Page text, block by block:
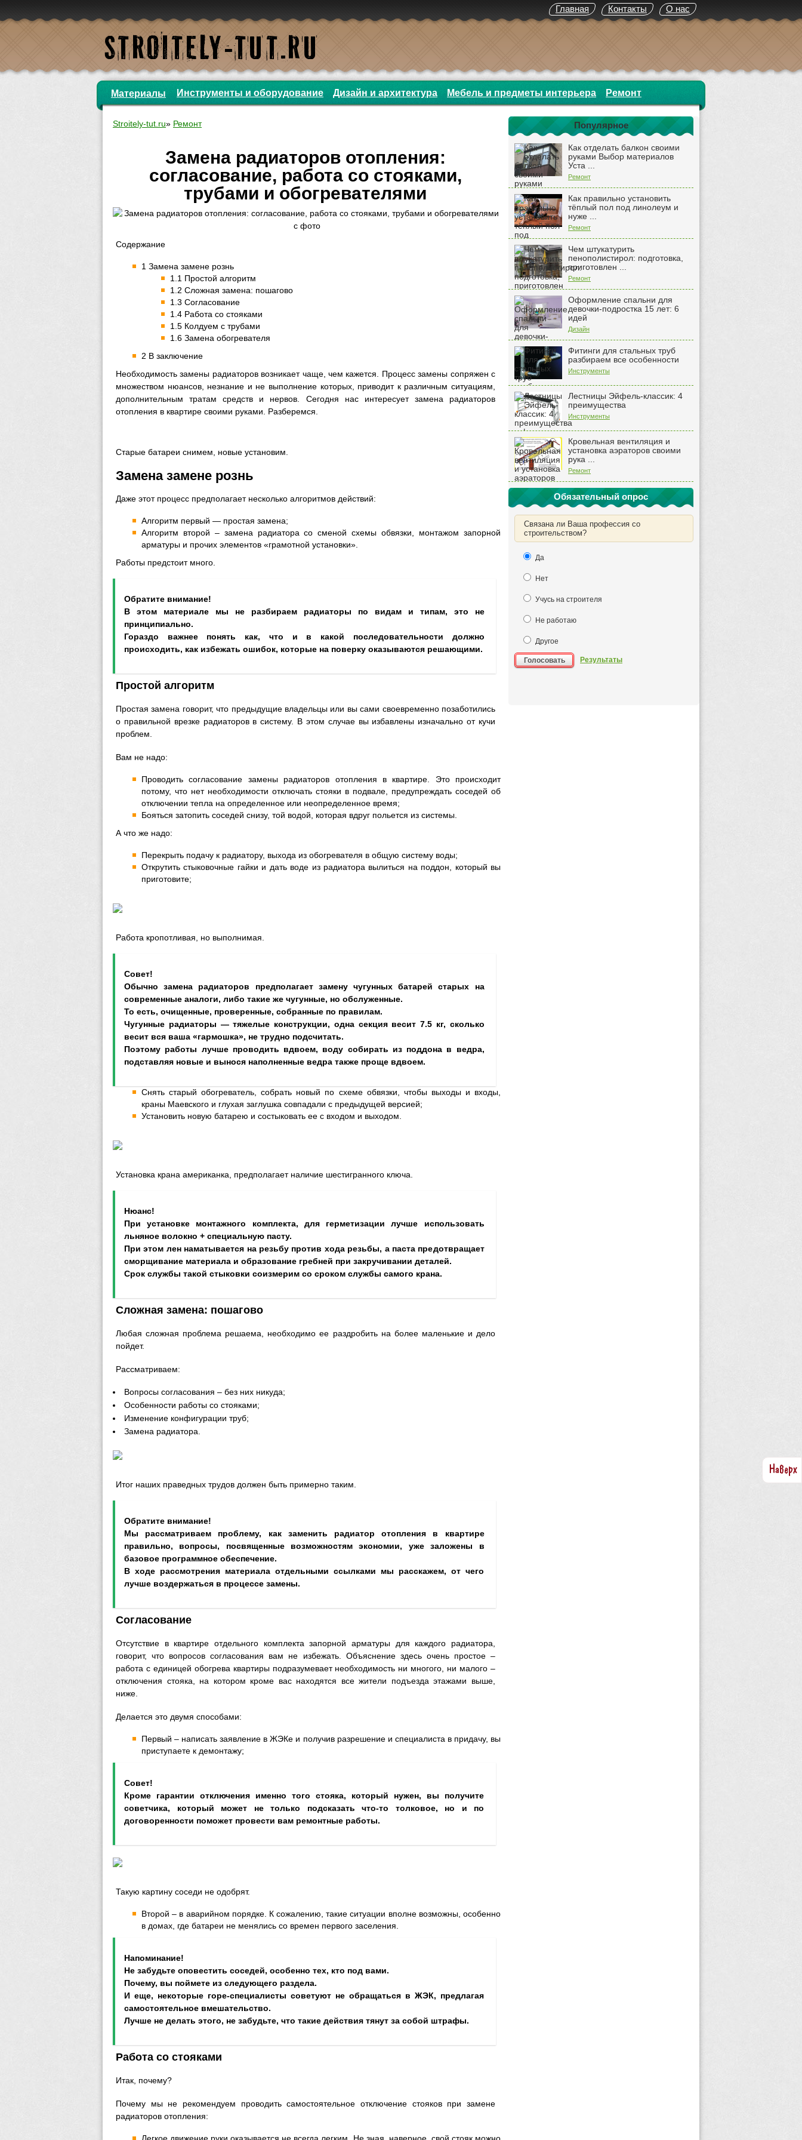
О нас
Контакты
Главная
Материалы Инструменты и оборудование Дизайн и архитектура Мебель и предметы интерьера Ремонт
Популярное
Как отделать балкон своими
руками Выбор материалов
Уста ...
Ремонт
Как правильно установить
тёплый пол под линолеум и
нуже ...
Ремонт
Чем штукатурить
пенополистирол: подготовка,
приготовлен ...
Ремонт
Оформление спальни для
девочки-подростка 15 лет: 6
идей
Дизайн
Фитинги для стальных труб
разбираем все особенности
Инструменты
Лестницы Эйфель-классик: 4
преимущества
Инструменты
Кровельная вентиляция и
установка аэраторов своими
рука ...
Ремонт
Обязательный опрос
Связана ли Ваша профессия со
строительством?
Да
Нет
Учусь на строителя
Не работаю
Другое
Голосовать Результаты
Stroitely-tut.ru» Ремонт
Замена радиаторов отопления:
согласование, работа со стояками,
трубами и обогревателями
Содержание
1 Замена замене рознь
1.1 Простой алгоритм
1.2 Сложная замена: пошагово
1.3 Согласование
1.4 Работа со стояками
1.5 Колдуем с трубами
1.6 Замена обогревателя
2 В заключение
Необходимость замены радиаторов возникает чаще, чем кажется. Процесс замены сопряжен с
множеством нюансов, незнание и не выполнение которых, приводит к различным ситуациям,
дополнительным тратам средств и нервов. Сегодня нас интересует замена радиаторов
отопления в квартире своими руками. Разберемся.
Старые батареи снимем, новые установим.
Замена замене рознь
Даже этот процесс предполагает несколько алгоритмов действий:
Алгоритм первый — простая замена;
Алгоритм второй – замена радиатора со сменой схемы обвязки, монтажом запорной
арматуры и прочих элементов «грамотной установки».
Работы предстоит много.
Обратите внимание!
В этом материале мы не разбираем радиаторы по видам и типам, это не
принципиально.
Гораздо важнее понять как, что и в какой последовательности должно
происходить, как избежать ошибок, которые на поверку оказываются решающими.
Простой алгоритм
Простая замена говорит, что предыдущие владельцы или вы сами своевременно позаботились
о правильной врезке радиаторов в систему. В этом случае вы избавлены изначально от кучи
проблем.
Вам не надо:
Проводить согласование замены радиаторов отопления в квартире. Это происходит
потому, что нет необходимости отключать стояки в подвале, предупреждать соседей об
отключении тепла на определенное или неопределенное время;
Бояться затопить соседей снизу, той водой, которая вдруг польется из системы.
А что же надо:
Перекрыть подачу к радиатору, выхода из обогревателя в общую систему воды;
Открутить стыковочные гайки и дать воде из радиатора вылиться на поддон, который вы
приготовите;
Работа кропотливая, но выполнимая.
Совет!
Обычно замена радиаторов предполагает замену чугунных батарей старых на
современные аналоги, либо такие же чугунные, но обслуженные.
То есть, очищенные, проверенные, собранные по правилам.
Чугунные радиаторы — тяжелые конструкции, одна секция весит 7.5 кг, сколько
весит вся ваша «гармошка», не трудно подсчитать.
Поэтому работы лучше проводить вдвоем, воду собирать из поддона в ведра,
подставляя новые и вынося наполненные ведра также проще вдвоем.
Снять старый обогреватель, собрать новый по схеме обвязки, чтобы выходы и входы,
краны Маевского и глухая заглушка совпадали с предыдущей версией;
Установить новую батарею и состыковать ее с входом и выходом.
Установка крана американка, предполагает наличие шестигранного ключа.
Нюанс!
При установке монтажного комплекта, для герметизации лучше использовать
льняное волокно + специальную пасту.
При этом лен наматывается на резьбу против хода резьбы, а паста предотвращает
сморщивание материала и образование гребней при закручивании деталей.
Срок службы такой стыковки соизмерим со сроком службы самого крана.
Сложная замена: пошагово
Любая сложная проблема решаема, необходимо ее раздробить на более маленькие и дело
пойдет.
Рассматриваем:
Вопросы согласования – без них никуда;
Особенности работы со стояками;
Изменение конфигурации труб;
Замена радиатора.
Итог наших праведных трудов должен быть примерно таким.
Обратите внимание!
Мы рассматриваем проблему, как заменить радиатор отопления в квартире
правильно, вопросы, посвященные возможностям экономии, уже заложены в
базовое программное обеспечение.
В ходе рассмотрения материала отдельными ссылками мы расскажем, от чего
лучше воздержаться в процессе замены.
Согласование
Отсутствие в квартире отдельного комплекта запорной арматуры для каждого радиатора,
говорит, что вопросов согласования вам не избежать. Объяснение здесь очень простое –
работа с единицей обогрева квартиры подразумевает необходимость ни многого, ни малого –
отключения стояка, на котором кроме вас находятся все жители подъезда этажами выше,
ниже.
Делается это двумя способами:
Первый – написать заявление в ЖЭКе и получив разрешение и специалиста в придачу, вы
приступаете к демонтажу;
Совет!
Кроме гарантии отключения именно того стояка, который нужен, вы получите
советчика, который может не только подсказать что-то толковое, но и по
договоренности поможет провести вам ремонтные работы.
Такую картину соседи не одобрят.
Второй – в аварийном порядке. К сожалению, такие ситуации вполне возможны, особенно
в домах, где батареи не менялись со времен первого заселения.
Напоминание!
Не забудьте оповестить соседей, особенно тех, кто под вами.
Почему, вы поймете из следующего раздела.
И еще, некоторые горе-специалисты советуют не обращаться в ЖЭК, предлагая
самостоятельное вмешательство.
Лучше не делать этого, не забудьте, что такие действия тянут за собой штрафы.
Работа со стояками
Итак, почему?
Почему мы не рекомендуем проводить самостоятельное отключение стояков при замене
радиаторов отопления: